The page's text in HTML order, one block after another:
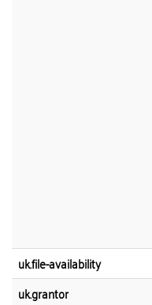
uk.file-availability
uk.grantor